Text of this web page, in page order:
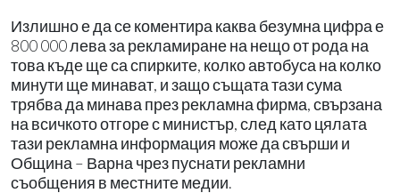
Излишно е да се коментира каква безумна цифра е
800 000 лева за рекламиране на нещо от рода на
това къде ще са спирките, колко автобуса на колко
минути ще минават, и защо същата тази сума
трябва да минава през рекламна фирма, свързана
на всичкото отгоре с министър, след като цялата
тази рекламна информация може да свърши и
Община – Варна чрез пуснати рекламни
съобщения в местните медии.